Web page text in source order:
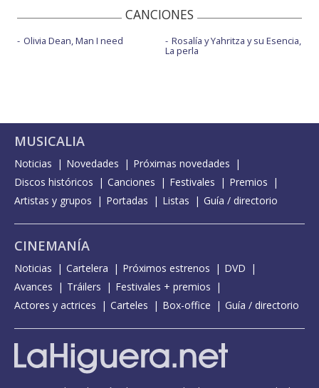
CANCIONES
Olivia Dean, Man I need Rosalía y Yahritza y su Esencia,
La perla
MUSICALIA
Noticias Novedades
Próximas novedades
Discos históricos
Canciones Festivales
Premios
Artistas y grupos
Portadas Listas Guía / directorio
CINEMANÍA
Noticias Cartelera Próximos estrenos
DVD
Avances
Tráilers
Festivales + premios
Actores y actrices
Carteles Box-office Guía / directorio